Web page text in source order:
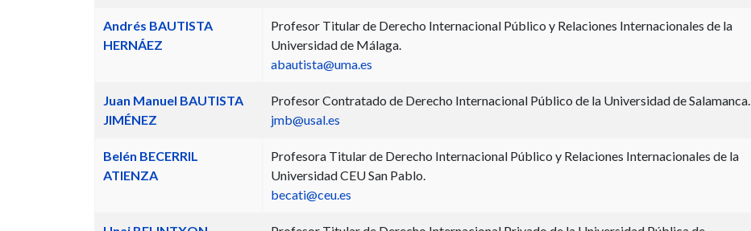
Andrés BAUTISTA
HERNÁEZ
Profesor Titular de Derecho Internacional Público y Relaciones Internacionales de la
Universidad de Málaga.
abautista@uma.es
Juan Manuel BAUTISTA
JIMÉNEZ
Profesor Contratado de Derecho Internacional Público de la Universidad de Salamanca.
jmb@usal.es
Belén BECERRIL
ATIENZA
Profesora Titular de Derecho Internacional Público y Relaciones Internacionales de la
Universidad CEU San Pablo.
becati@ceu.es